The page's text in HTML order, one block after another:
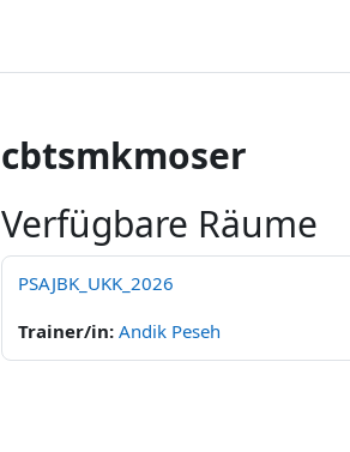
cbtsmkmoser
Verfügbare Räume
PSAJBK_UKK_2026
Trainer/in: Andik Peseh